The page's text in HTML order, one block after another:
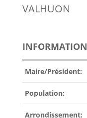
VALHUON
INFORMATION
Maire/Président:
Population:
Arrondissement: